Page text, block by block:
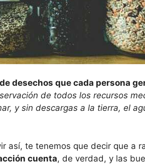
desechos que cada persona
de todos los recursos
y sin descargas a la tierra, el
te tenemos que decir que a
cuenta, de verdad, y las